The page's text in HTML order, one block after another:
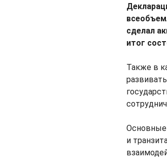
сделал
итог
Также в
и